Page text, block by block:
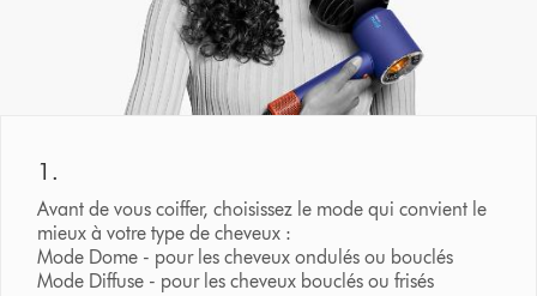
1.
Avant de vous coiffer, choisissez le mode qui convient le
mieux à votre type de cheveux :
Mode Dome - pour les cheveux ondulés ou bouclés
Mode Diffuse - pour les cheveux bouclés ou frisés